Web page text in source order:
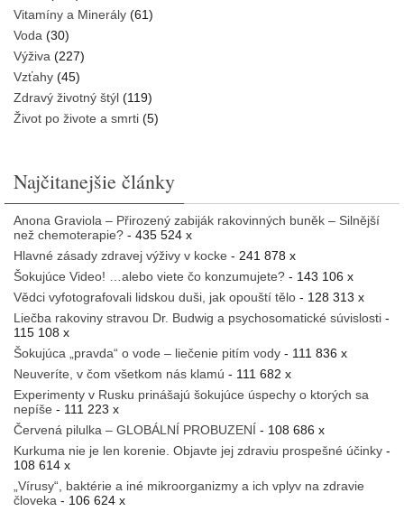
Vitamíny a Minerály (61)
Voda (30)
Výživa (227)
Vzťahy (45)
Zdravý životný štýl (119)
Život po živote a smrti (5)
Najčitanejšie články
Anona Graviola – Přirozený zabiják rakovinných buněk – Silnější
než chemoterapie? - 435 524 x
Hlavné zásady zdravej výživy v kocke - 241 878 x
Šokujúce Video! …alebo viete čo konzumujete? - 143 106 x
Vědci vyfotografovali lidskou duši, jak opouští tělo - 128 313 x
Liečba rakoviny stravou Dr. Budwig a psychosomatické súvislosti -
115 108 x
Šokujúca „pravda“ o vode – liečenie pitím vody - 111 836 x
Neuveríte, v čom všetkom nás klamú - 111 682 x
Experimenty v Rusku prinášajú šokujúce úspechy o ktorých sa
nepíše - 111 223 x
Červená pilulka – GLOBÁLNÍ PROBUZENÍ - 108 686 x
Kurkuma nie je len korenie. Objavte jej zdraviu prospešné účinky -
108 614 x
„Vírusy“, baktérie a iné mikroorganizmy a ich vplyv na zdravie
človeka - 106 624 x